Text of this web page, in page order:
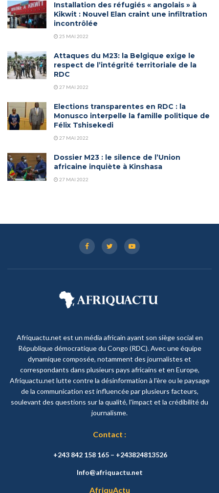
Installation des réfugiés « angolais » à
Kikwit : Nouvel Elan craint une infiltration
incontrôlée
25 MAI 2022
Attaques du M23: la Belgique exige le
respect de l’intégrité territoriale de la
RDC
27 MAI 2022
Elections transparentes en RDC : la
Monusco interpelle la famille politique de
Félix Tshisekedi
27 MAI 2022
Dossier M23 : le silence de l’Union
africaine inquiète à Kinshasa
27 MAI 2022
Afriquactu.net est un média africain ayant son siège social en
République démocratique du Congo (RDC). Avec une équipe
dynamique composée, notamment des journalistes et
correspondants dans plusieurs pays africains et en Europe,
Afriquactu.net lutte contre la désinformation à l'ère ou le paysage
de la communication est influencée par plusieurs facteurs,
soulevant des questions sur la qualité, l'impact et la crédibilité du
journalisme.
Contact :
+243 842 158 165 – +243824813526
Info@afriquactu.net
AfriquActu